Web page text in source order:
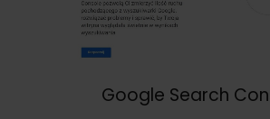
Google Search